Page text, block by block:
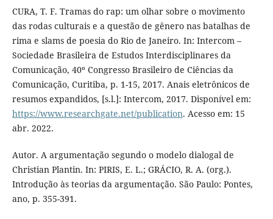
CURA, T. F. Tramas do rap: um olhar sobre o movimento
das rodas culturais e a questão de gênero nas batalhas de
rima e slams de poesia do Rio de Janeiro. In: Intercom –
Sociedade Brasileira de Estudos Interdisciplinares da
Comunicação, 40º Congresso Brasileiro de Ciências da
Comunicação, Curitiba, p. 1-15, 2017. Anais eletrônicos de
resumos expandidos, [s.l.]: Intercom, 2017. Disponível em:
https://www.researchgate.net/publication. Acesso em: 15
abr. 2022.
Autor. A argumentação segundo o modelo dialogal de
Christian Plantin. In: PIRIS, E. L.; GRÁCIO, R. A. (org.).
Introdução às teorias da argumentação. São Paulo: Pontes,
ano, p. 355-391.